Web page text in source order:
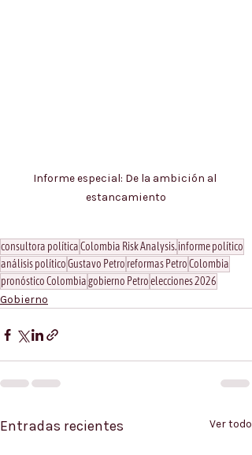
Informe especial: De la ambición al
estancamiento
consultora políticaColombia Risk Analysis.informe político
análisis políticoGustavo Petro reformas PetroColombia
pronóstico Colombiagobierno Petroelecciones 2026
Gobierno
Entradas recientes Ver todo